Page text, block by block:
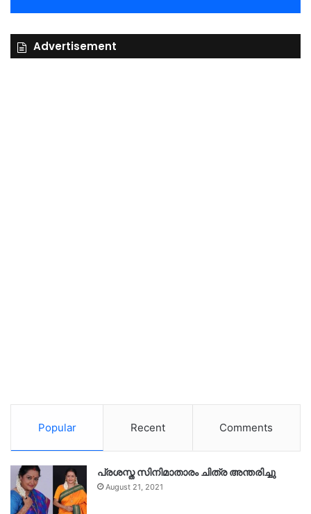
Advertisement
Popular Recent Comments
പ്രശസ്ത സിനിമാതാരം ചിത്ര അന്തരിച്ചു
August 21, 2021